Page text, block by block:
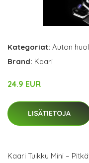
Kategoriat: Auton
Brand: Kaari
24.9 EUR
LISÄTIETOJA
Kaari Tuikku Mini –